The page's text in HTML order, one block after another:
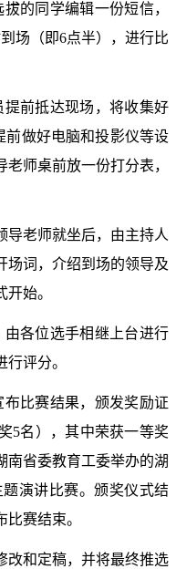
的同学编辑一份短信，
场（即6点半），进行比
提前抵达现场，将收集好
前做好电脑和投影仪等设
师桌前放一份打分表，
导老师就坐后，由主持人
场词，介绍到场的领导及
始。
各位选手相继上台进行
评分。
比赛结果，颁发奖励证
5名），其中荣获一等奖
南省委教育工委举办的湖
演讲比赛。颁奖仪式结
赛结束。
改和定稿，并将最终推选